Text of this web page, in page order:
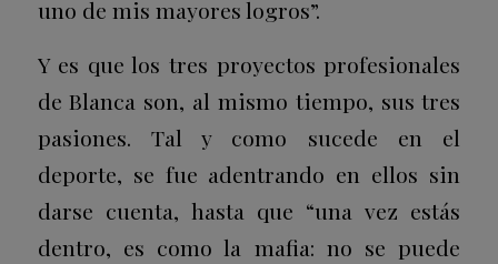
uno de mis mayores logros”.
Y es que los tres proyectos profesionales
de Blanca son, al mismo tiempo, sus tres
pasiones. Tal y como sucede en el
deporte, se fue adentrando en ellos sin
darse cuenta, hasta que “una vez estás
dentro, es como la mafia: no se puede